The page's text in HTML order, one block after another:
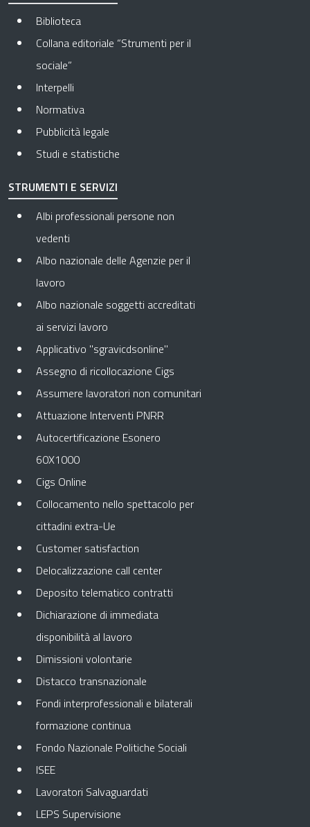
Biblioteca
Collana editoriale “Strumenti per il
sociale”
Interpelli
Normativa
Pubblicità legale
Studi e statistiche
STRUMENTI E SERVIZI
Albi professionali persone non
vedenti
Albo nazionale delle Agenzie per il
lavoro
Albo nazionale soggetti accreditati
ai servizi lavoro
Applicativo "sgravicdsonline"
Assegno di ricollocazione Cigs
Assumere lavoratori non comunitari
Attuazione Interventi PNRR
Autocertificazione Esonero
60X1000
Cigs Online
Collocamento nello spettacolo per
cittadini extra-Ue
Customer satisfaction
Delocalizzazione call center
Deposito telematico contratti
Dichiarazione di immediata
disponibilità al lavoro
Dimissioni volontarie
Distacco transnazionale
Fondi interprofessionali e bilaterali
formazione continua
Fondo Nazionale Politiche Sociali
ISEE
Lavoratori Salvaguardati
LEPS Supervisione